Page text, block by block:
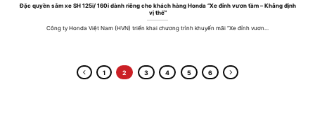
Đặc quyền sắm xe SH 125i/ 160i dành riêng cho khách hàng Honda “Xe đỉnh vươn tầm – Khẳng định
vị thế”
Công ty Honda Việt Nam (HVN) triển khai chương trình khuyến mãi “Xe đỉnh vươn...
1 2 3 4 5 6